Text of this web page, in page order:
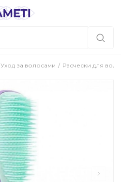
Уход за волосами Расчески для